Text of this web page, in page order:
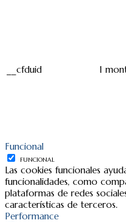
__cfduid 1
Funcional
FUNCIONAL
Las cookies funcionales
funcionalidades, como
plataformas de redes
características de terceros.
Performance